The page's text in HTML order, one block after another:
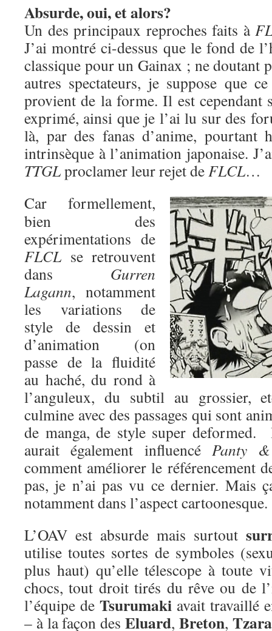
Absurde, oui, et alors?
Un des principaux reproches faits à
J’ai montré ci-dessus que le fond de
classique pour un Gainax ; ne doutant
autres spectateurs, je suppose que
provient de la forme. Il est cependant
exprimé, ainsi que je l’ai lu sur des
là, par des fanas d’anime, pourtant
intrinsèque à l’animation japonaise.
TTGLproclamer leur rejet deFLCL…
Car formellement,
bien des
expérimentations de
FLCL se retrouvent
dans Gurren
Lagann, notamment
les variations de
style de dessin et
d’animation (on
passe de la fluidité
au haché, du rond à
l’anguleux, du subtil au grossier,
culmine avec des passages qui sont
de manga, de style super
aurait également influencé Panty
comment améliorer le référencement
pas, je n’ai pas vu ce dernier. Mais
notamment dans l’aspect cartoonesque.
L’OAV est absurde mais surtout
utilise toutes sortes de symboles
plus haut) qu’elle télescope à toute
chocs, tout droit tirés du rêve ou de
l’équipe de Tsurumaki avait travaillé
– à la façon desEluard, Breton, Tzara